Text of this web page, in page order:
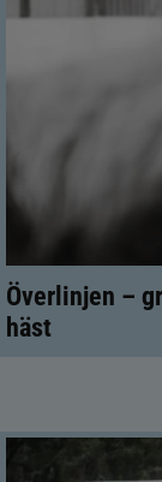
Överlinjen –
häst